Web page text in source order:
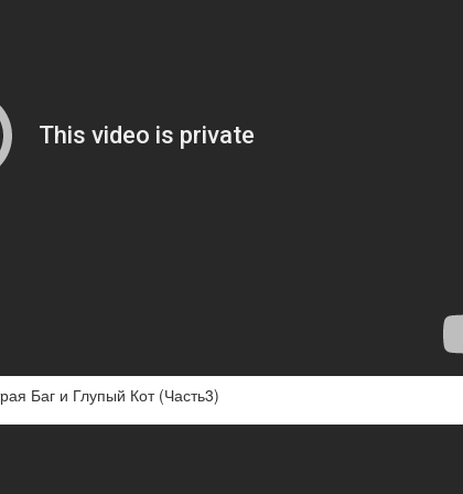
Баг и Глупый Кот (Часть3)